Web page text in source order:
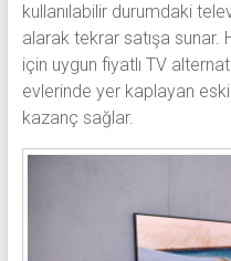
kullanılabilir durumdaki
alarak tekrar satışa sunar.
için uygun fiyatlı TV
evlerinde yer kaplayan
kazanç sağlar.